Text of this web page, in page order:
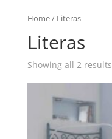
Home/ Literas
Literas
Showing all 2 results